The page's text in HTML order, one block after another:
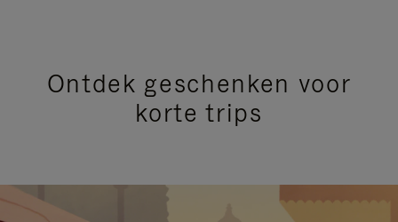
Ontdek geschenken voor
korte trips